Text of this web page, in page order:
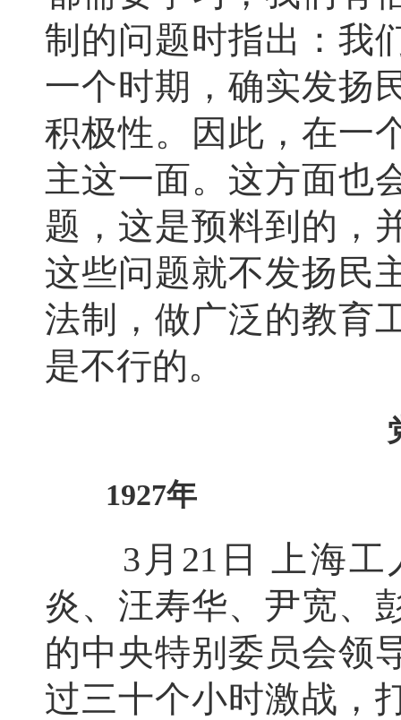
制的问题时指出：我
一个时期，确实发扬
积极性。因此，在一
主这一面。这方面也
题，这是预料到的，
这些问题就不发扬民
法制，做广泛的教育
是不行的。
1927年
3月21日 上海工
炎、汪寿华、尹宽、
的中央特别委员会领
过三十个小时激战，